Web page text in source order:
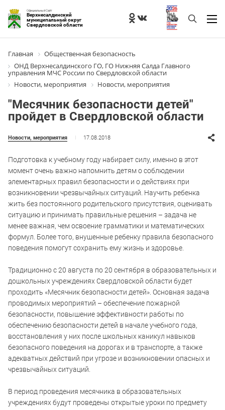
Официальный Сайт
Верхнесалдинский
муниципальный округ
Свердловской области
Главная
Общественная безопасность
ОНД Верхнесалдинского ГО, ГО Нижняя Салда Главного
управления МЧС России по Свердловской области
Новости, мероприятия
Новости, мероприятия
"Месячник безопасности детей"
пройдет в Свердловской области
Новости, мероприятия 17.08.2018
Подготовка к учебному году набирает силу, именно в этот
момент очень важно напомнить детям о соблюдении
элементарных правил безопасности и о действиях при
возникновении чрезвычайных ситуаций. Научить ребенка
жить без постоянного родительского присутствия, оценивать
ситуацию и принимать правильные решения – задача не
менее важная, чем освоение грамматики и математических
формул. Более того, внушенные ребенку правила безопасного
поведения помогут сохранить ему жизнь и здоровье.
Традиционно с 20 августа по 20 сентября в образовательных и
дошкольных учреждениях Свердловской области будет
проходить «Месячник безопасности детей». Основная задача
проводимых мероприятий – обеспечение пожарной
безопасности, повышение эффективности работы по
обеспечению безопасности детей в начале учебного года,
восстановления у них после школьных каникул навыков
безопасного поведения на дорогах и в транспорте, а также
адекватных действий при угрозе и возникновении опасных и
чрезвычайных ситуаций.
В период проведения месячника в образовательных
учреждениях будут проведены открытые уроки по предмету